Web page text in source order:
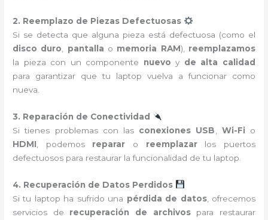
2. Reemplazo de Piezas Defectuosas
Si se detecta que alguna pieza está defectuosa (como el
disco duro
pantalla o memoria RAM), reemplazamos
la pieza con un componente nuevo y de alta calidad
para garantizar que tu laptop vuelva a funcionar como
nueva.
3. Reparación de Conectividad
Si tienes problemas con las conexiones USB Wi-Fi o
HDMI , podemos reparar o reemplazarlos puertos
defectuosos para restaurar la funcionalidad de tu laptop.
4. Recuperación de Datos Perdidos
Si tu laptop ha sufrido una pérdida de datos, ofrecemos
servicios de recuperación de archivospara restaurar